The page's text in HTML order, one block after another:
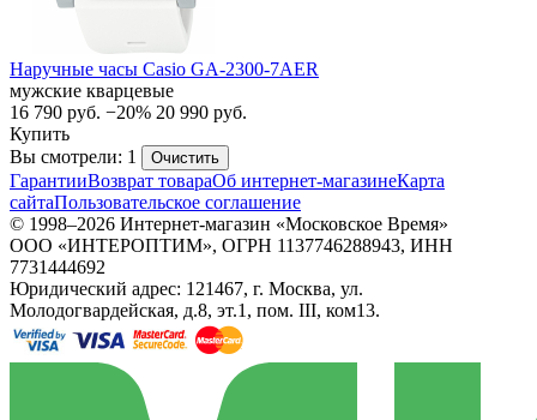
Наручные часы Casio GA-2300-7AER
мужские кварцевые
16 790 руб. −20% 20 990 руб.
Купить
Вы смотрели: 1
Очистить
ГарантииВозврат товараОб интернет-магазинеКарта
сайтаПользовательское соглашение
© 1998–2026 Интернет-магазин «Московское Время»
ООО «ИНТЕРОПТИМ», ОГРН 1137746288943, ИНН
7731444692
Юридический адрес: 121467, г. Москва, ул.
Молодогвардейская, д.8, эт.1, пом. III, ком13.